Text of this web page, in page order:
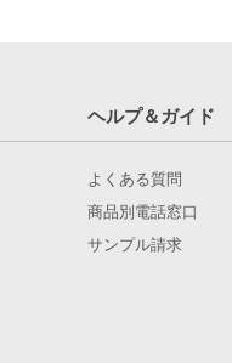
ヘルプ＆ガイド
よくある質問
商品別電話窓口
サンプル請求